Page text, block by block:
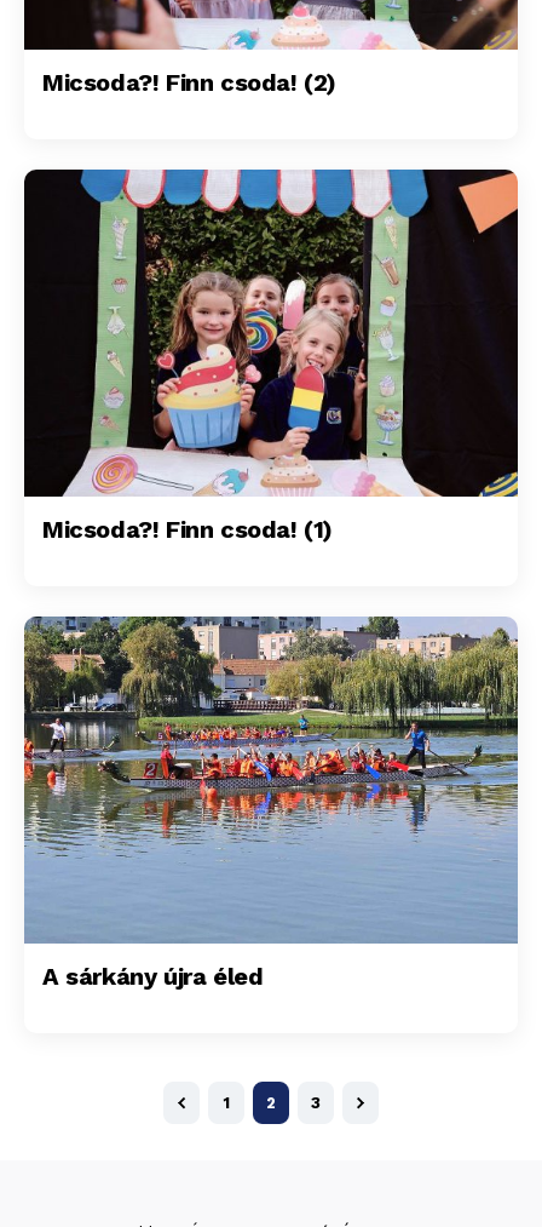
Micsoda?! Finn csoda! (2)
Micsoda?! Finn csoda! (1)
A sárkány újra éled
1 2 3